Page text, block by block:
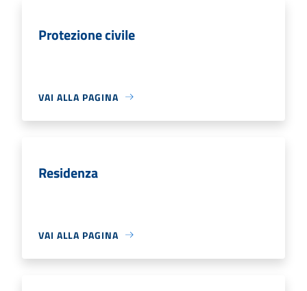
Protezione civile
VAI ALLA PAGINA
Residenza
VAI ALLA PAGINA